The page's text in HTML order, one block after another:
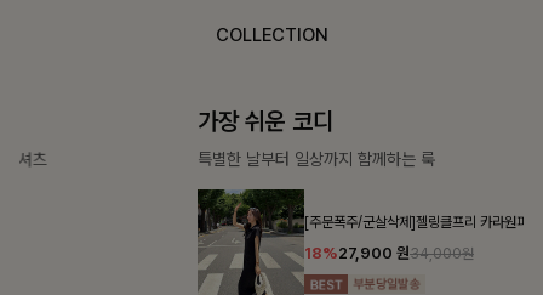
COLLECTION
특별한 날부터 일상까지 함께하는 룩
[주문폭주/군살삭제]젤링클프리 카라원피스
27,900 34,000원